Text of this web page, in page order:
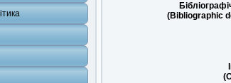
(Bibliographic